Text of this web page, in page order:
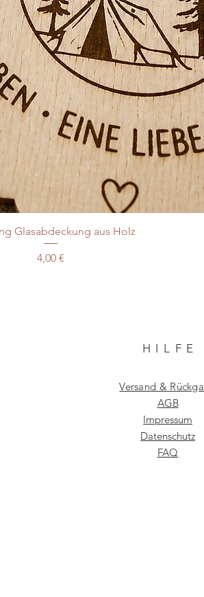
Glasabdeckung aus Holz
Preis
4,00 €
HILF E
Versand &
AGB
Impressum
Datenschutz
FAQ